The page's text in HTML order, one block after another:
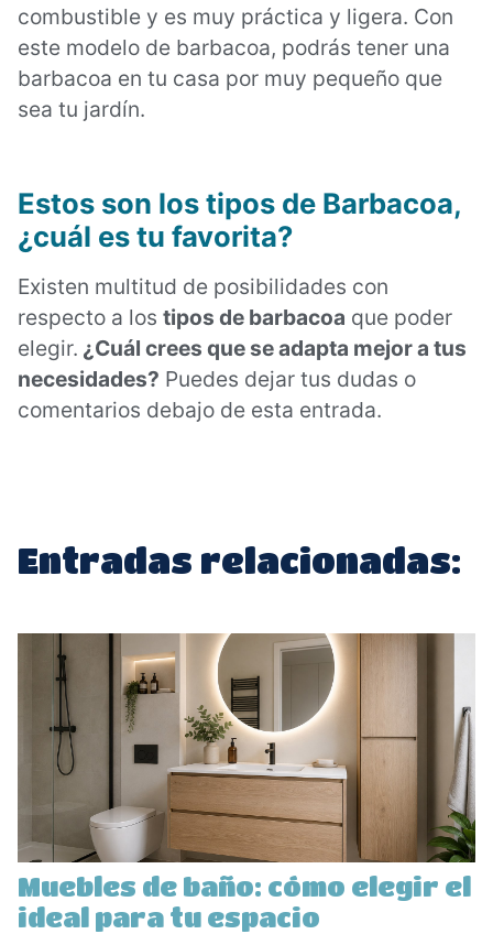
combustible y es muy práctica y ligera. Con
este modelo de barbacoa, podrás tener una
barbacoa en tu casa por muy pequeño que
sea tu jardín.
Estos son los tipos de Barbacoa,
¿cuál es tu favorita?
Existen multitud de posibilidades con
respecto a los tipos de barbacoa que poder
elegir. ¿Cuál crees que se adapta mejor a tus
necesidades? Puedes dejar tus dudas o
comentarios debajo de esta entrada.
Entradas relacionadas:
Muebles de baño: cómo elegir el
ideal para tu espacio